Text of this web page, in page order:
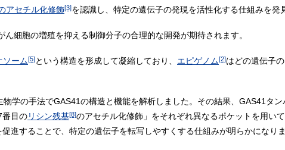
アセチル化修飾[3]を認識し、特定の遺伝子の発現を活性化する仕組みを発
細胞の増殖を抑える制御分子の合理的な開発が期待されます。
ソーム[5]という構造を形成して凝縮しており、 エピゲノム[2]はどの遺伝子
学の手法でGAS41の構造と機能を解析しました。その結果、GAS41タ
番目のリシン残基[8]のアセチル化修飾」をそれぞれ異なるポケットを用い
進することで、特定の遺伝子を転写しやすくする仕組みが明らかになりま